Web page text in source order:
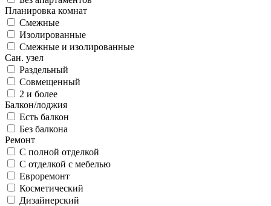
Планировка комнат
Смежные
Изолированные
Смежные и изолированные
Сан. узел
Раздельный
Совмещенный
2 и более
Балкон/лоджия
Есть балкон
Без балкона
Ремонт
С полной отделкой
С отделкой с мебелью
Евроремонт
Косметический
Дизайнерский